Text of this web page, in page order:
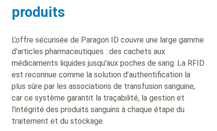
produits
L’offre sécurisée de Paragon ID couvre une large gamme
d'articles pharmaceutiques : des cachets aux
médicaments liquides jusqu'aux poches de sang. La RFID
est reconnue comme la solution d’authentification la
plus sûre par les associations de transfusion sanguine,
car ce système garantit la traçabilité, la gestion et
l'intégrité des produits sanguins à chaque étape du
traitement et du stockage.